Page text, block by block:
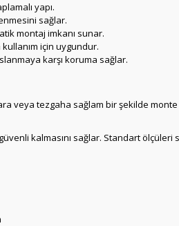
yapı.
sağlar.
montaj imkanı sunar.
için uygundur.
karşı koruma sağlar.
veya tezgaha sağlam bir şekilde
kalmasını sağlar. Standart